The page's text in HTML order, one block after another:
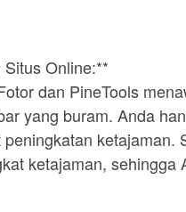
Online:**
dan PineTools
yang buram. Anda
ketajaman.
ketajaman, sehingga